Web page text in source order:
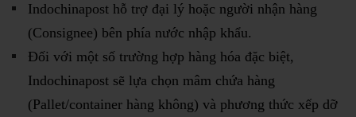
Indochinapost hỗ trợ đại lý hoặc người nhận hàng
(Consignee) bên phía nước nhập khẩu.
Đối với một số trường hợp hàng hóa đặc biệt,
Indochinapost sẽ lựa chọn mâm chứa hàng
(Pallet/container hàng không) và phương thức xếp dỡ